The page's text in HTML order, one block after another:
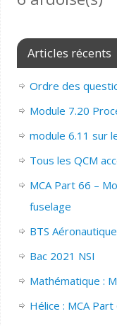
Articles récents
Ordre des
Module 7.20
module 6.11 sur
Tous les QCM
MCA Part 66 –
fuselage
BTS
Bac 2021 NSI
Mathématique :
Hélice : MCA